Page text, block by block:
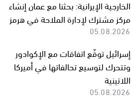
الخارجية الإيرانية: بحثنا مع عمان إنشاء
مركز مشترك لإدارة الملاحة في هرمز
05.08.2026
إسرائيل توقّع اتفاقات مع الإكوادور
وتتحرك لتوسيع تحالفاتها في أميركا
اللاتينية
05.08.2026